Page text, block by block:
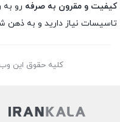
کیفیت و مقرون به صرفه رو
تاسیسات نیاز دارید و به ذهن
کلیه حقوق این